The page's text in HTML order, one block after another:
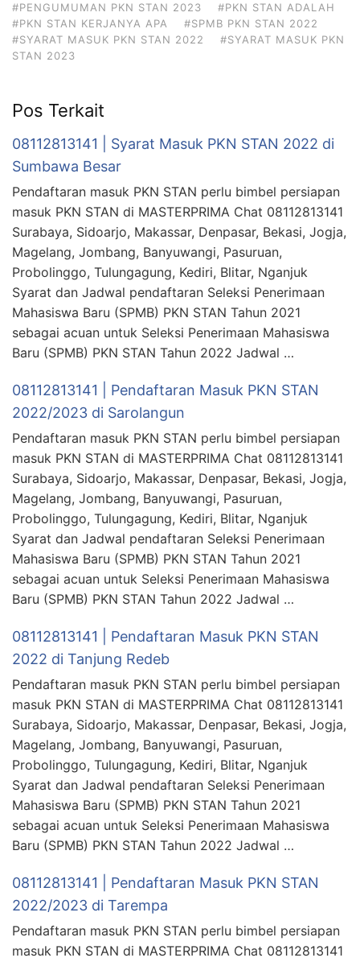
#PENGUMUMAN PKN STAN 2023
#PKN STAN ADALAH
#PKN STAN KERJANYA APA
#SPMB PKN STAN 2022
#SYARAT MASUK PKN STAN 2022
#SYARAT MASUK PKN
STAN 2023
Pos Terkait
08112813141 | Syarat Masuk PKN STAN 2022 di
Sumbawa Besar
Pendaftaran masuk PKN STAN perlu bimbel persiapan
masuk PKN STAN di MASTERPRIMA Chat 08112813141
Surabaya, Sidoarjo, Makassar, Denpasar, Bekasi, Jogja,
Magelang, Jombang, Banyuwangi, Pasuruan,
Probolinggo, Tulungagung, Kediri, Blitar, Nganjuk
Syarat dan Jadwal pendaftaran Seleksi Penerimaan
Mahasiswa Baru (SPMB) PKN STAN Tahun 2021
sebagai acuan untuk Seleksi Penerimaan Mahasiswa
Baru (SPMB) PKN STAN Tahun 2022 Jadwal …
08112813141 | Pendaftaran Masuk PKN STAN
2022/2023 di Sarolangun
Pendaftaran masuk PKN STAN perlu bimbel persiapan
masuk PKN STAN di MASTERPRIMA Chat 08112813141
Surabaya, Sidoarjo, Makassar, Denpasar, Bekasi, Jogja,
Magelang, Jombang, Banyuwangi, Pasuruan,
Probolinggo, Tulungagung, Kediri, Blitar, Nganjuk
Syarat dan Jadwal pendaftaran Seleksi Penerimaan
Mahasiswa Baru (SPMB) PKN STAN Tahun 2021
sebagai acuan untuk Seleksi Penerimaan Mahasiswa
Baru (SPMB) PKN STAN Tahun 2022 Jadwal …
08112813141 | Pendaftaran Masuk PKN STAN
2022 di Tanjung Redeb
Pendaftaran masuk PKN STAN perlu bimbel persiapan
masuk PKN STAN di MASTERPRIMA Chat 08112813141
Surabaya, Sidoarjo, Makassar, Denpasar, Bekasi, Jogja,
Magelang, Jombang, Banyuwangi, Pasuruan,
Probolinggo, Tulungagung, Kediri, Blitar, Nganjuk
Syarat dan Jadwal pendaftaran Seleksi Penerimaan
Mahasiswa Baru (SPMB) PKN STAN Tahun 2021
sebagai acuan untuk Seleksi Penerimaan Mahasiswa
Baru (SPMB) PKN STAN Tahun 2022 Jadwal …
08112813141 | Pendaftaran Masuk PKN STAN
2022/2023 di Tarempa
Pendaftaran masuk PKN STAN perlu bimbel persiapan
masuk PKN STAN di MASTERPRIMA Chat 08112813141